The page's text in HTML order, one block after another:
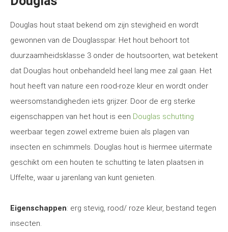
Douglas hout staat bekend om zijn stevigheid en wordt
gewonnen van de Douglasspar. Het hout behoort tot
duurzaamheidsklasse 3 onder de houtsoorten, wat betekent
dat Douglas hout onbehandeld heel lang mee zal gaan. Het
hout heeft van nature een rood-roze kleur en wordt onder
weersomstandigheden iets grijzer. Door de erg sterke
eigenschappen van het hout is een Douglas schutting
weerbaar tegen zowel extreme buien als plagen van
insecten en schimmels. Douglas hout is hiermee uitermate
geschikt om een houten te schutting te laten plaatsen in
Uffelte, waar u jarenlang van kunt genieten.
Eigenschappen: erg stevig, rood/ roze kleur, bestand tegen
insecten.